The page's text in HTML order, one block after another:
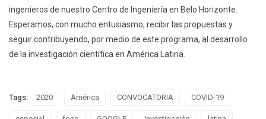
ingenieros de nuestro Centro de Ingeniería en Belo Horizonte.
Esperamos, con mucho entusiasmo, recibir las propuestas y
seguir contribuyendo, por medio de este programa, al desarrollo
de la investigación científica en América Latina.
Tags: 2020 América CONVOCATORIA COVID-19